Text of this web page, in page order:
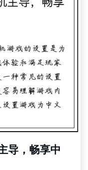
导，畅享中